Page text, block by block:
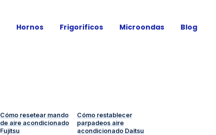
Hornos Frigorificos Microondas Blog
Cómo resetear mando
de aire acondicionado
Fujitsu
Cómo restablecer
parpadeos aire
acondicionado Daitsu